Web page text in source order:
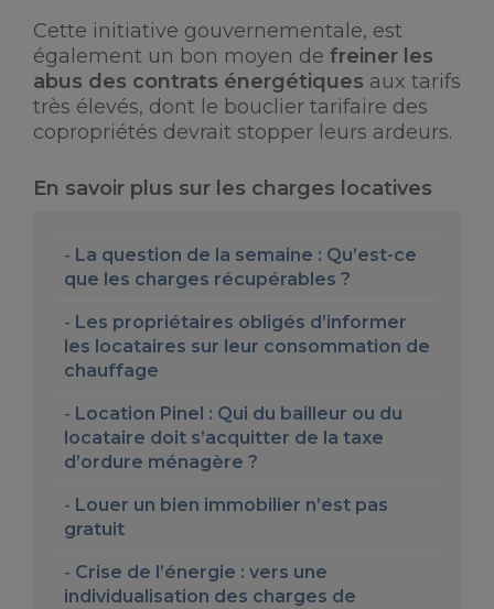
Cette initiative gouvernementale, est
également un bon moyen de freiner les
abus des contrats énergétiques aux tarifs
très élevés, dont le bouclier tarifaire des
copropriétés devrait stopper leurs ardeurs.
En savoir plus sur les charges locatives
La question de la semaine : Qu’est-ce
que les charges récupérables ?
Les propriétaires obligés d’informer
les locataires sur leur consommation de
chauffage
Location Pinel : Qui du bailleur ou du
locataire doit s’acquitter de la taxe
d’ordure ménagère ?
Louer un bien immobilier n’est pas
gratuit
Crise de l’énergie : vers une
individualisation des charges de